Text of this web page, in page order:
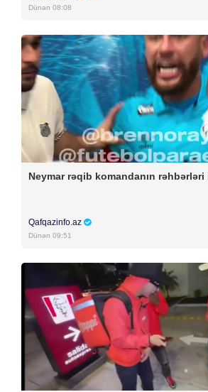
Dünən 08:08
Neymar rəqib komandanın rəhbərləri
Qafqazinfo.az
Dünən 09:51